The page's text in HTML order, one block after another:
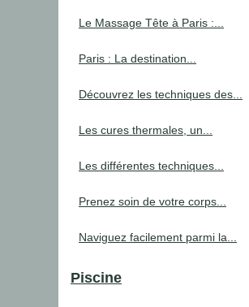
Le Massage Tête à Paris :...
Paris : La destination...
Découvrez les techniques des...
Les cures thermales, un...
Les différentes techniques...
Prenez soin de votre corps...
Naviguez facilement parmi la...
Piscine